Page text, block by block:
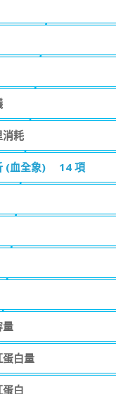
耗
(血全象) 14 項
量
白量
白